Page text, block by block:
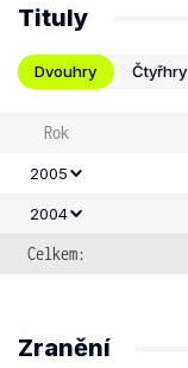
Tituly
Dvouhry Čtyřhry
Rok
2005
2004
Celkem:
Zranění